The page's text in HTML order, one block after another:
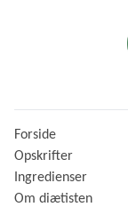
Forside
Opskrifter
Ingredienser
Om diætisten